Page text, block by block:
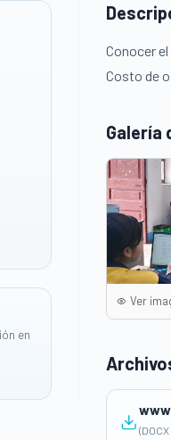
en
Conocer
Costo de
Galería
Ver
(DOCX